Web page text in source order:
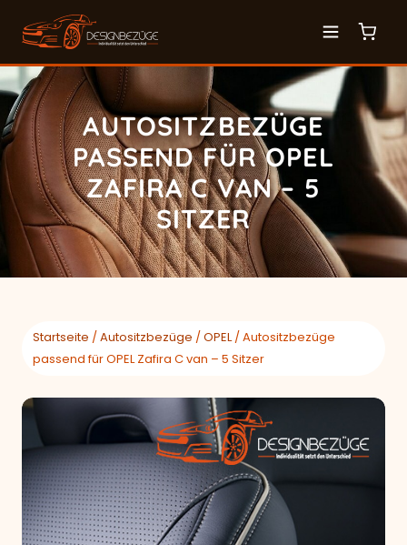
AUTOSITZBEZÜGE
PASSEND FÜR OPEL
ZAFIRA C VAN – 5
SITZER
Startseite /Autositzbezüge /OPEL/ Autositzbezüge
passend für OPEL Zafira C van – 5 Sitzer